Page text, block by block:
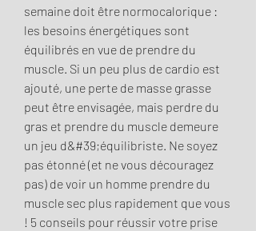
semaine doit être normocalorique :
les besoins énergétiques sont
équilibrés en vue de prendre du
muscle. Si un peu plus de cardio est
ajouté, une perte de masse grasse
peut être envisagée, mais perdre du
gras et prendre du muscle demeure
un jeu d&#39;équilibriste. Ne soyez
pas étonné (et ne vous découragez
pas) de voir un homme prendre du
muscle sec plus rapidement que vous
! 5 conseils pour réussir votre prise